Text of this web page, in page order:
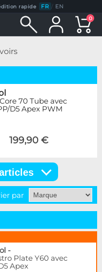
rapide FR / EN
0
70 Tube avec
D5 Apex PWM
199,90 €
par
-
Plate Y60 avec
Apex